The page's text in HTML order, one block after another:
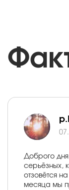
Доброго
серьёзных,
отзовётся
месяца мы